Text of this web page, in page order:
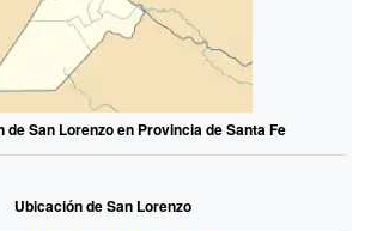
de San Lorenzo en Provincia de Santa Fe
Ubicación de San Lorenzo